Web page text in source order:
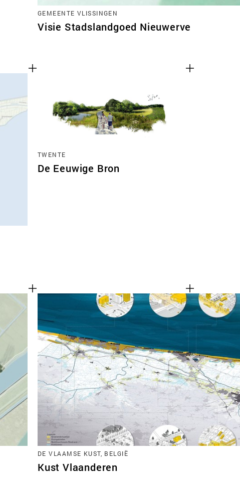
GEMEENTE VLISSINGEN
Visie Stadslandgoed Nieuwerve
TWENTE
De Eeuwige Bron
DE VLAAMSE KUST, BELGIË
Kust Vlaanderen